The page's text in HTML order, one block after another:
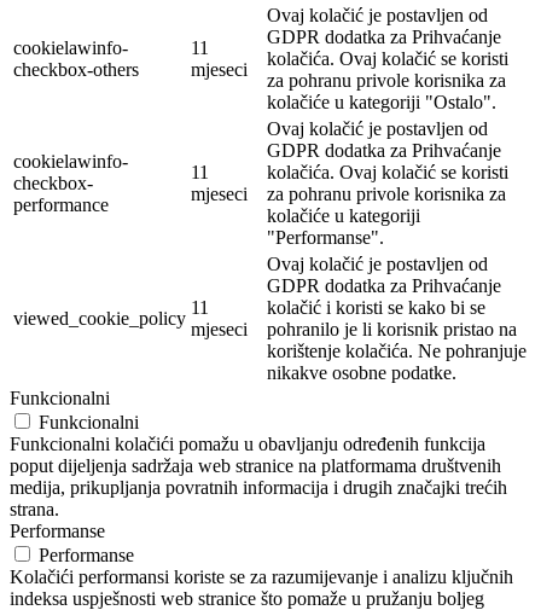
cookielawinfo-
checkbox-others
11
mjeseci
Ovaj kolačić je postavljen od
GDPR dodatka za Prihvaćanje
kolačića. Ovaj kolačić se koristi
za pohranu privole korisnika za
kolačiće u kategoriji "Ostalo".
cookielawinfo-
checkbox-
performance
11
mjeseci
Ovaj kolačić je postavljen od
GDPR dodatka za Prihvaćanje
kolačića. Ovaj kolačić se koristi
za pohranu privole korisnika za
kolačiće u kategoriji
"Performanse".
viewed_cookie_policy
11
mjeseci
Ovaj kolačić je postavljen od
GDPR dodatka za Prihvaćanje
kolačić i koristi se kako bi se
pohranilo je li korisnik pristao na
korištenje kolačića. Ne pohranjuje
nikakve osobne podatke.
Funkcionalni
Funkcionalni
Funkcionalni kolačići pomažu u obavljanju određenih funkcija
poput dijeljenja sadržaja web stranice na platformama društvenih
medija, prikupljanja povratnih informacija i drugih značajki trećih
strana.
Performanse
Performanse
Kolačići performansi koriste se za razumijevanje i analizu ključnih
indeksa uspješnosti web stranice što pomaže u pružanju boljeg